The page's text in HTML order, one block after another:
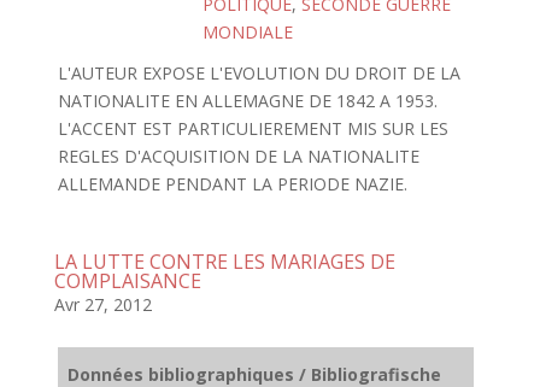
MONDIALE
L'AUTEUR EXPOSE L'EVOLUTION DU DROIT DE LA
NATIONALITE EN ALLEMAGNE DE 1842 A 1953.
L'ACCENT EST PARTICULIEREMENT MIS SUR LES
REGLES D'ACQUISITION DE LA NATIONALITE
ALLEMANDE PENDANT LA PERIODE NAZIE.
LA LUTTE CONTRE LES MARIAGES DE
COMPLAISANCE
Avr 27, 2012
Données bibliographiques / Bibliografische